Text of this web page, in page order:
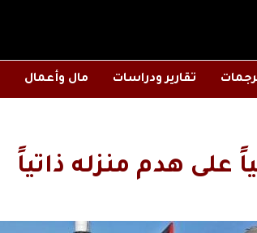
تقارير ودراسات مال وأعمال
على هدم منزله ذاتياً